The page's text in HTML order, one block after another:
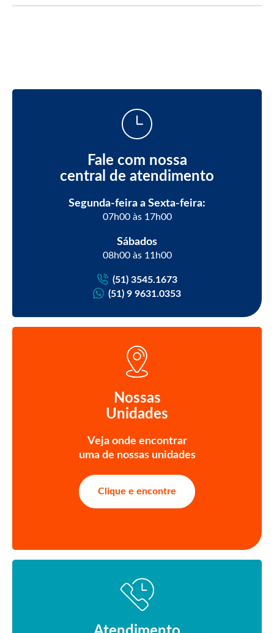
Fale com nossa
central de atendimento
Segunda-feira a Sexta-feira:
07h00 às 17h00
Sábados
08h00 às 11h00
(51) 3545.1673
(51) 9 9631.0353
Nossas
Unidades
Veja onde encontrar
uma de nossas unidades
Clique e encontre